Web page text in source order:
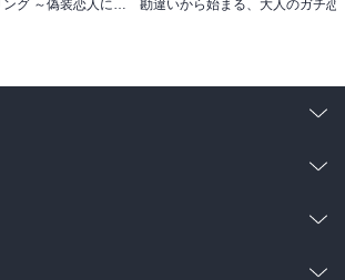
＼新連載／偽りのペアリング ～偽装恋人になった元彼は過保護に私を溺愛する～